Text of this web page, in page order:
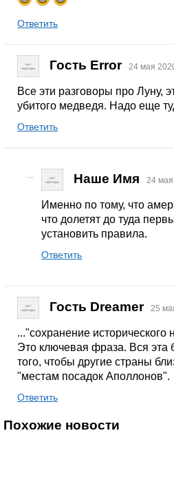
Ответить
Гость Error 24 мая
Все эти разговоры про Луну,
убитого медведя. Надо еще
Ответить
Наше Имя 24
Именно по тому, что
что долетят до туда
установить правила.
Ответить
Гость Dreamer 25
..."сохранение исторического
Это ключевая фраза. Вся эта
того, чтобы другие страны
"местам посадок Аполлонов".
Ответить
Похожие новости